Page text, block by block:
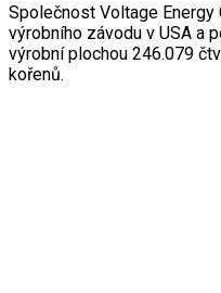
Společnost Voltage
výrobního závodu v USA a
výrobní plochou 246.079
kořenů.